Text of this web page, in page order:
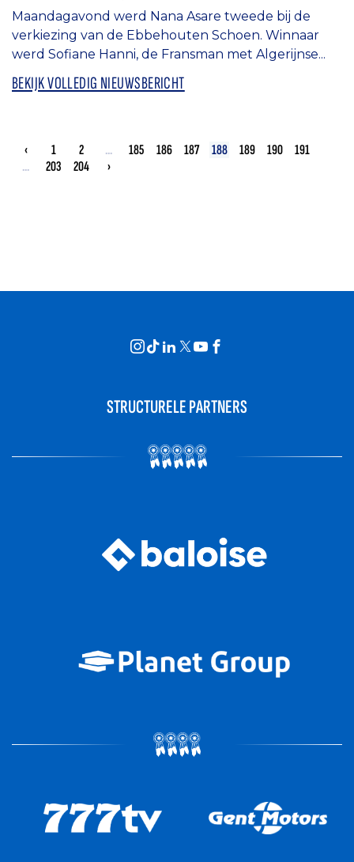
Maandagavond werd Nana Asare tweede bij de
verkiezing van de Ebbehouten Schoen. Winnaar
werd Sofiane Hanni, de Fransman met Algerijnse...
BEKIJK VOLLEDIG NIEUWSBERICHT
‹ 1 2 ... 185 186 187 188 189 190
191
...
203 204 ›
STRUCTURELE PARTNERS